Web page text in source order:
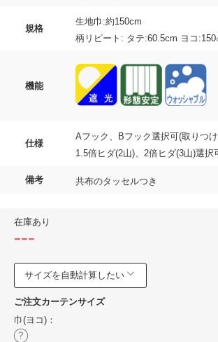
規格
生地巾:約150cm
柄リピート: タテ:60.5cm ヨコ:150
機能
仕様
Aフック、Bフック選択可(取りつ
1.5倍ヒダ(2山)、2倍ヒダ(3山)選択
備考 共布のタッセルつき
在庫あり
---
サイズを自動計算したい
ご注文カーテンサイズ
巾(ヨコ)：